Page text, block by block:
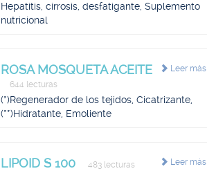
Hepatitis, cirrosis, desfatigante, Suplemento
nutricional
Leer más
ROSA MOSQUETA ACEITE
644 lecturas
(*)Regenerador de los tejidos, Cicatrizante,
(**)Hidratante, Emoliente
Leer más
LIPOID S 100 483 lecturas